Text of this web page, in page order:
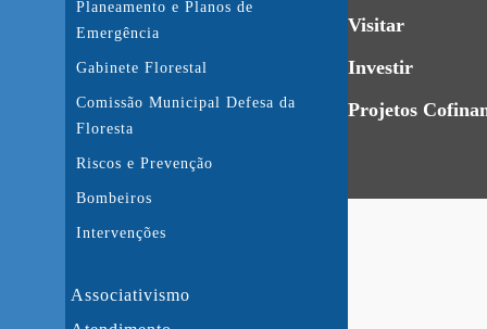
Planeamento e Planos de
Emergência
Gabinete Florestal
Comissão Municipal Defesa da
Floresta
Riscos e Prevenção
Bombeiros
Intervenções
Associativismo
Visitar
Investir
Projetos